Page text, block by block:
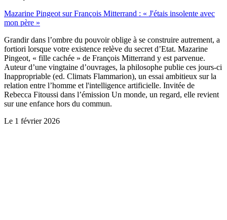
Mazarine Pingeot sur François Mitterrand : « J'étais insolente avec
mon père »
Grandir dans l’ombre du pouvoir oblige à se construire autrement, a
fortiori lorsque votre existence relève du secret d’Etat. Mazarine
Pingeot, « fille cachée » de François Mitterrand y est parvenue.
Auteur d’une vingtaine d’ouvrages, la philosophe publie ces jours-ci
Inappropriable (ed. Climats Flammarion), un essai ambitieux sur la
relation entre l’homme et l'intelligence artificielle. Invitée de
Rebecca Fitoussi dans l’émission Un monde, un regard, elle revient
sur une enfance hors du commun.
Le 1 février 2026